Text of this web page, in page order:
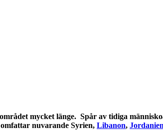
mycket länge. Spår av tidiga
nuvarande Syrien, Libanon, Jordanien